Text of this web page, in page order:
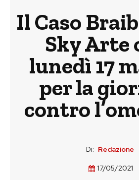
Il Caso
Sky Arte
lunedì 17
per la
contro
Di: Redazione
17/05/2021